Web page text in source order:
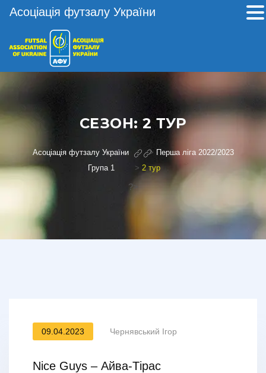
СЕЗОН: 2 ТУР
Асоціація футзалу України > Перша ліга 2022/2023
Група 1
> 2 тур
?>
09.04.2023 Чернявський Ігор
Nice Guys – Айва-Тірас
Асоціація футзалу України